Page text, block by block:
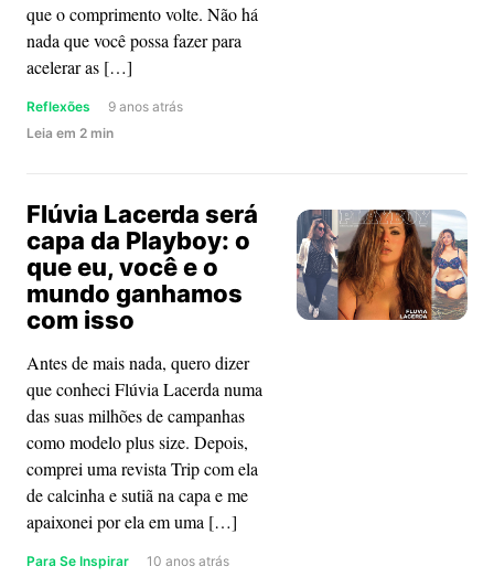
que o comprimento volte. Não há
nada que você possa fazer para
acelerar as […]
Reflexões
9 anos atrás
Leia about
precisam
de
tempo
–
e
pode
escolher
aproveitar
ou
se
frustrar
por
isso
em 2 min
Flúvia Lacerda será
capa da Playboy: o
que eu, você e o
mundo ganhamos
com isso
Antes de mais nada, quero dizer
que conheci Flúvia Lacerda numa
das suas milhões de campanhas
como modelo plus size. Depois,
comprei uma revista Trip com ela
de calcinha e sutiã na capa e me
apaixonei por ela em uma […]
Para Se Inspirar
10 anos atrás